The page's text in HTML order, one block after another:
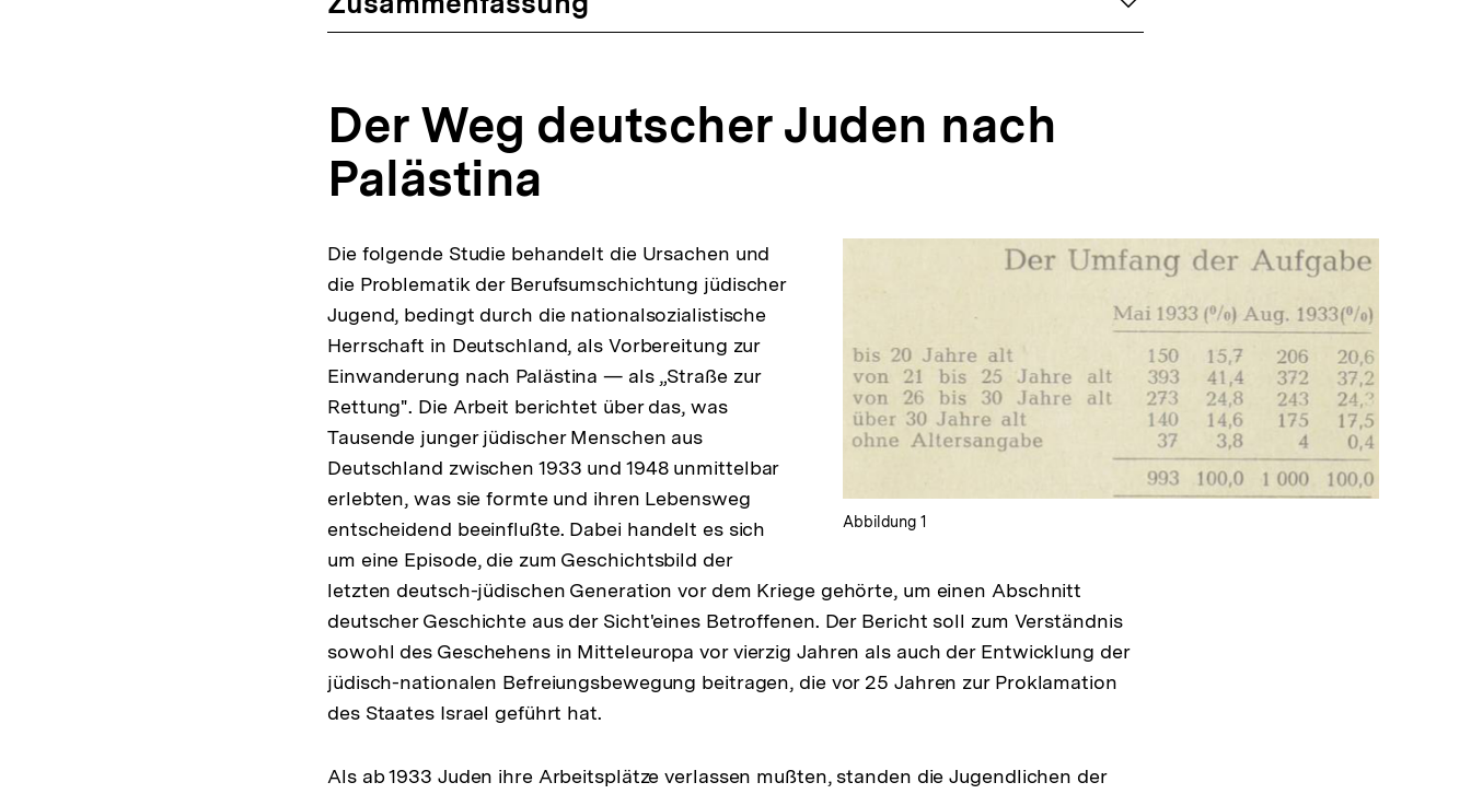
Der Weg deutscher Juden nach
Palästina
In
Lightbox
öffnen
Abbildung 1
Die folgende Studie behandelt die Ursachen und
die Problematik der Berufsumschichtung jüdischer
Jugend, bedingt durch die nationalsozialistische
Herrschaft in Deutschland, als Vorbereitung zur
Einwanderung nach Palästina — als „Straße zur
Rettung". Die Arbeit berichtet über das, was
Tausende junger jüdischer Menschen aus
Deutschland zwischen 1933 und 1948 unmittelbar
erlebten, was sie formte und ihren Lebensweg
entscheidend beeinflußte. Dabei handelt es sich
um eine Episode, die zum Geschichtsbild der
letzten deutsch-jüdischen Generation vor dem Kriege gehörte, um einen Abschnitt
deutscher Geschichte aus der Sicht'eines Betroffenen. Der Bericht soll zum Verständnis
sowohl des Geschehens in Mitteleuropa vor vierzig Jahren als auch der Entwicklung der
jüdisch-nationalen Befreiungsbewegung beitragen, die vor 25 Jahren zur Proklamation
des Staates Israel geführt hat.
Als ab 1933 Juden ihre Arbeitsplätze verlassen mußten, standen die Jugendlichen der